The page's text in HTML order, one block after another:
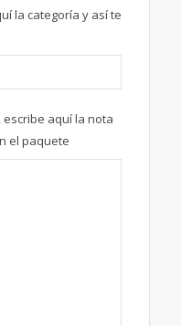
la categoría y así te
escribe aquí la nota
el paquete